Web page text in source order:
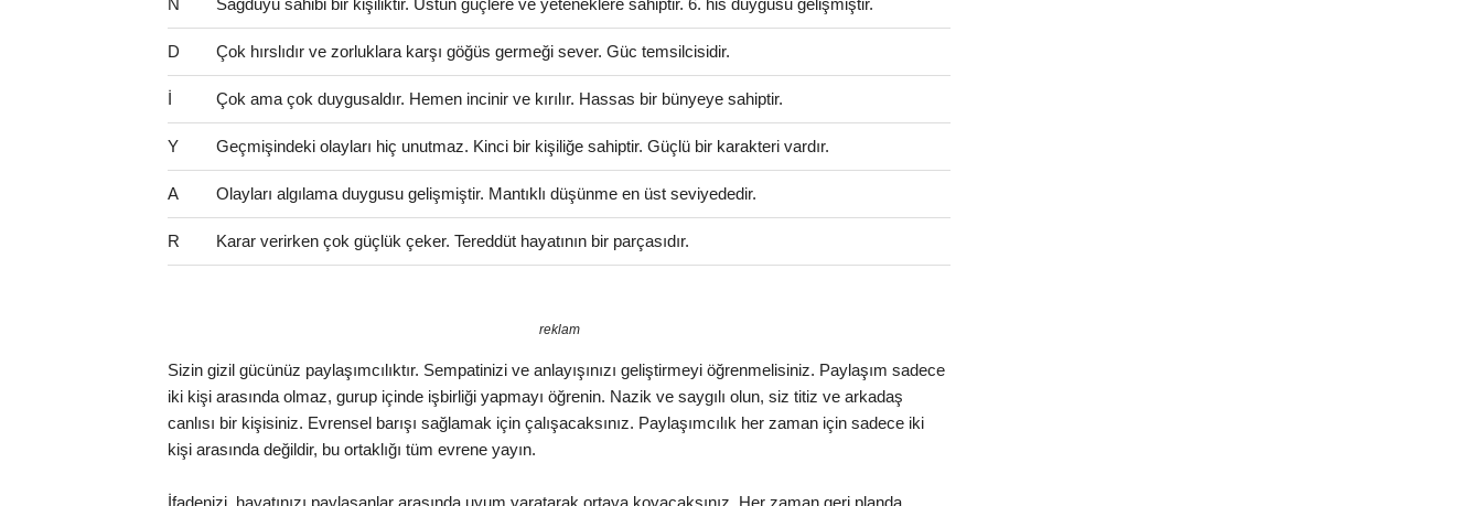
N Sağduyu sahibi bir kişiliktir. Üstün güçlere ve yeteneklere sahiptir. 6. his duygusu gelişmiştir.
D Çok hırslıdır ve zorluklara karşı göğüs germeği sever. Güc temsilcisidir.
İ Çok ama çok duygusaldır. Hemen incinir ve kırılır. Hassas bir bünyeye sahiptir.
Y Geçmişindeki olayları hiç unutmaz. Kinci bir kişiliğe sahiptir. Güçlü bir karakteri vardır.
A Olayları algılama duygusu gelişmiştir. Mantıklı düşünme en üst seviyededir.
R Karar verirken çok güçlük çeker. Tereddüt hayatının bir parçasıdır.
reklam
Sizin gizil gücünüz paylaşımcılıktır. Sempatinizi ve anlayışınızı geliştirmeyi öğrenmelisiniz. Paylaşım sadece
iki kişi arasında olmaz, gurup içinde işbirliği yapmayı öğrenin. Nazik ve saygılı olun, siz titiz ve arkadaş
canlısı bir kişisiniz. Evrensel barışı sağlamak için çalışacaksınız. Paylaşımcılık her zaman için sadece iki
kişi arasında değildir, bu ortaklığı tüm evrene yayın.
İfadenizi, hayatınızı paylaşanlar arasında uyum yaratarak ortaya koyacaksınız. Her zaman geri planda